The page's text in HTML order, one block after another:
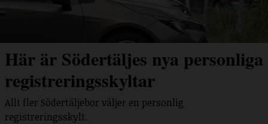
Här är Södertäljes nya personliga
registreringsskyltar
Allt fler Södertäljebor väljer en personlig
registreringsskylt.